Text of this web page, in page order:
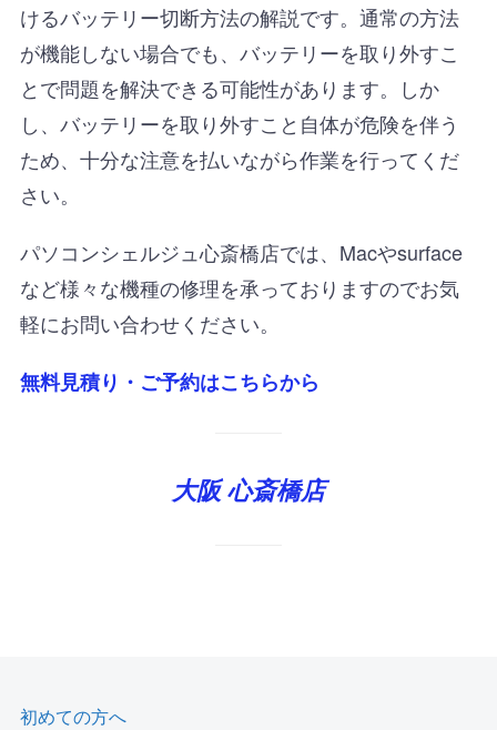
けるバッテリー切断方法の解説です。通常の方法
が機能しない場合でも、バッテリーを取り外すこ
とで問題を解決できる可能性があります。しか
し、バッテリーを取り外すこと自体が危険を伴う
ため、十分な注意を払いながら作業を行ってくだ
さい。
パソコンシェルジュ心斎橋店では、Macやsurface
など様々な機種の修理を承っておりますのでお気
軽にお問い合わせください。
無料見積り・ご予約はこちらから
大阪 心斎橋店
初めての方へ